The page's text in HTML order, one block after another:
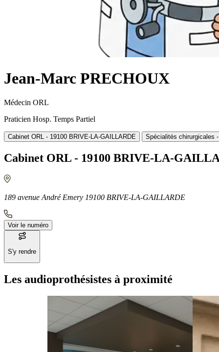
Jean-Marc PRECHOUX
Médecin ORL
Praticien Hosp. Temps Partiel
Cabinet ORL - 19100 BRIVE-LA-GAILLARDE Spécialités chirurgicales
Cabinet ORL - 19100 BRIVE-LA-
189 avenue André Emery 19100 BRIVE-LA-GAILLARDE
Voir le numéro
S'y rendre
Les audioprothésistes à proximité